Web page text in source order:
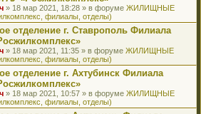
» 18 мар 2021, 18:28 » в форуме ЖИЛИЩНЫЕ
филиалы, отделы)
отделение г. Ставрополь Филиала
» 18 мар 2021, 11:35 » в форуме ЖИЛИЩНЫЕ
филиалы, отделы)
отделение г. Ахтубинск Филиала
» 18 мар 2021, 10:57 » в форуме ЖИЛИЩНЫЕ
филиалы, отделы)